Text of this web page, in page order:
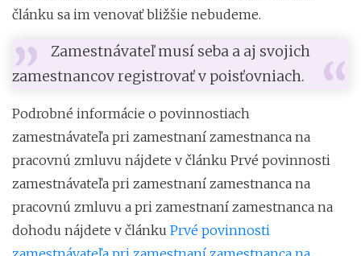
článku sa im venovať bližšie nebudeme.
Zamestnávateľ musí seba a aj svojich
zamestnancov registrovať v poisťovniach.
Podrobné informácie o povinnostiach
zamestnávateľa pri zamestnaní zamestnanca na
pracovnú zmluvu nájdete v článku Prvé povinnosti
zamestnávateľa pri zamestnaní zamestnanca na
pracovnú zmluvu a pri zamestnaní zamestnanca na
dohodu nájdete v článku Prvé povinnosti